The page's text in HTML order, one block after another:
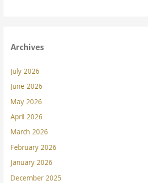
Archives
July 2026
June 2026
May 2026
April 2026
March 2026
February 2026
January 2026
December 2025